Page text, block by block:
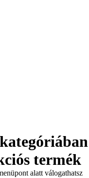
termék
alatt válogathatsz